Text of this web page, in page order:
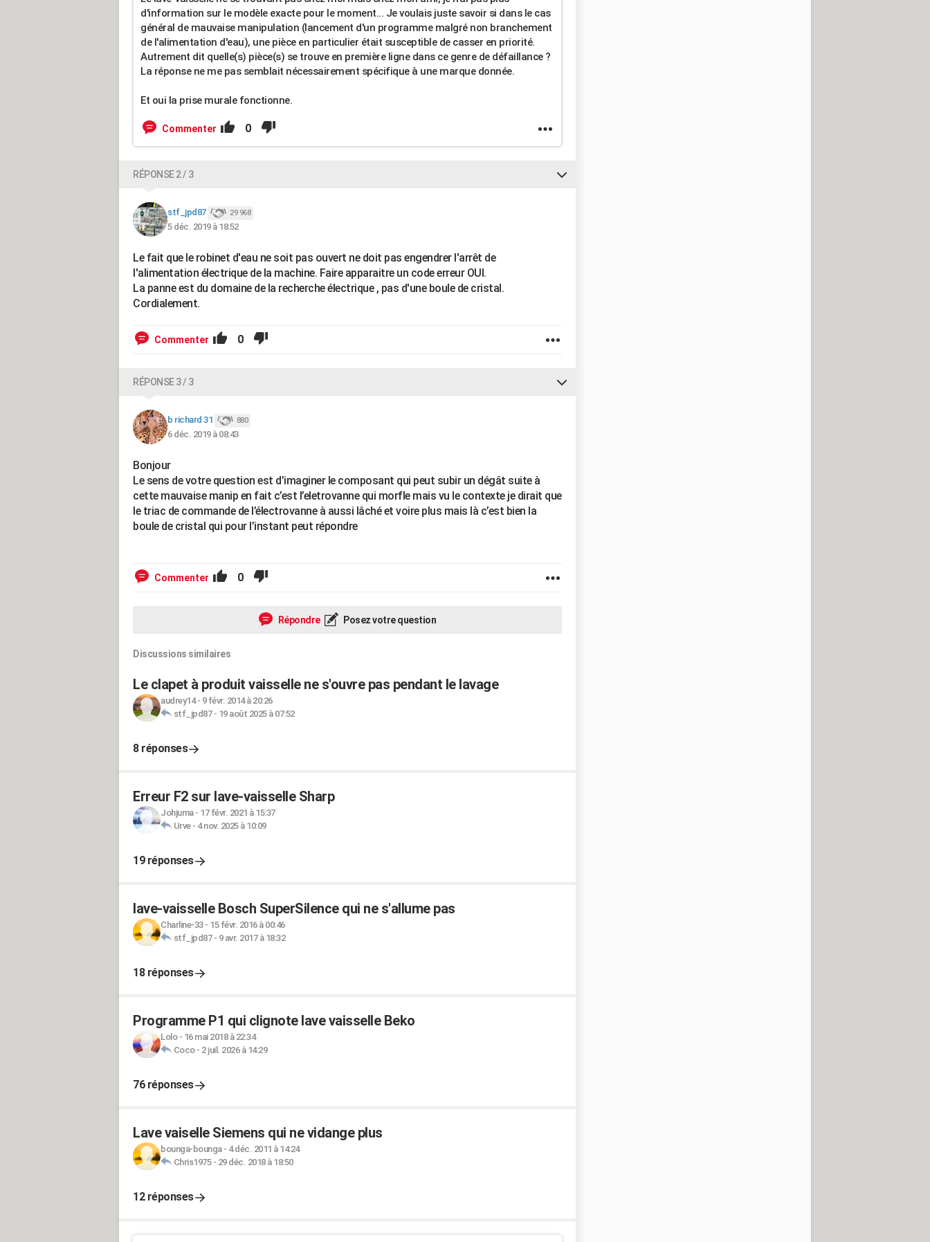
d'information sur le modèle exacte pour le moment... Je voulais juste savoir si dans le cas
général de mauvaise manipulation (lancement d'un programme malgré non branchement
de l'alimentation d'eau), une pièce en particulier était susceptible de casser en priorité.
Autrement dit quelle(s) pièce(s) se trouve en première ligne dans ce genre de défaillance ?
La réponse ne me pas semblait nécessairement spécifique à une marque donnée.
Et oui la prise murale fonctionne.
Commenter 0
RÉPONSE 2 / 3
stf_jpd87 29 968
5 déc. 2019 à 18:52
Le fait que le robinet d'eau ne soit pas ouvert ne doit pas engendrer l'arrêt de
l'alimentation électrique de la machine. Faire apparaitre un code erreur OUI.
La panne est du domaine de la recherche électrique , pas d'une boule de cristal.
Cordialement.
Commenter 0
RÉPONSE 3 / 3
b richard 31 880
6 déc. 2019 à 08:43
Bonjour
Le sens de votre question est d’imaginer le composant qui peut subir un dégât suite à
cette mauvaise manip en fait c’est l’eletrovanne qui morfle mais vu le contexte je dirait que
le triac de commande de l’électrovanne à aussi lâché et voire plus mais là c’est bien la
boule de cristal qui pour l’instant peut répondre
Commenter 0
Répondre Posez votre question
Discussions similaires
Le clapet à produit vaisselle ne s'ouvre pas pendant le lavage
audrey14- 9 févr. 2014 à 20:26
stf_jpd87- 19 août 2025 à 07:52
8 réponses
Erreur F2 sur lave-vaisselle Sharp
Johjuma- 17 févr. 2021 à 15:37
Urve- 4 nov. 2025 à 10:09
19 réponses
lave-vaisselle Bosch SuperSilence qui ne s'allume pas
Charline-33- 15 févr. 2016 à 00:46
stf_jpd87- 9 avr. 2017 à 18:32
18 réponses
Programme P1 qui clignote lave vaisselle Beko
Lolo- 16 mai 2018 à 22:34
Coco- 2 juil. 2026 à 14:29
76 réponses
Lave vaiselle Siemens qui ne vidange plus
bounga-bounga- 4 déc. 2011 à 14:24
Chris1975- 29 déc. 2018 à 18:50
12 réponses